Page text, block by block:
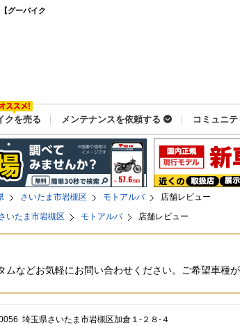
グーバイク
クを売る メンテナンスを依頼する コミュニテ
さいたま市岩槻区 モトアルバ
店舗レビュー
いたま市岩槻区 モトアルバ 店舗レビュー
などお気軽にお問い合わせください。ご希望車種
埼玉県さいたま市岩槻区加倉１-２８-４